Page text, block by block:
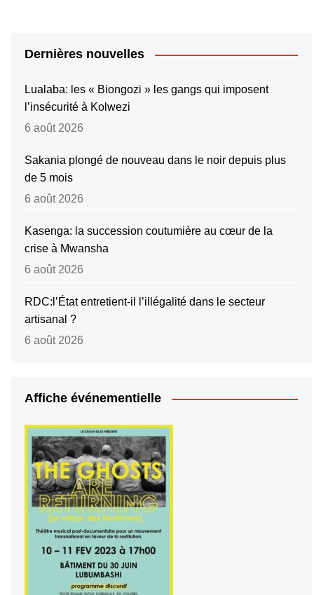
Dernières nouvelles
Lualaba: les « Biongozi » les gangs qui imposent
l’insécurité à Kolwezi
6 août 2026
Sakania plongé de nouveau dans le noir depuis plus
de 5 mois
6 août 2026
Kasenga: la succession coutumière au cœur de la
crise à Mwansha
6 août 2026
RDC:l’État entretient-il l’illégalité dans le secteur
artisanal ?
6 août 2026
Affiche événementielle